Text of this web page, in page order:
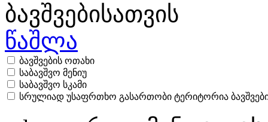
ბავშვებისათვის
წაშლა
ბავშვების ოთახი
საბავშვო მენიუ
საბავშვო სკამი
სრულიად უსაფრთხო გასართობი ტერიტორია